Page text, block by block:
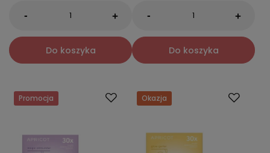
- +
Do koszyka
- +
Do koszyka
Promocja Okazja